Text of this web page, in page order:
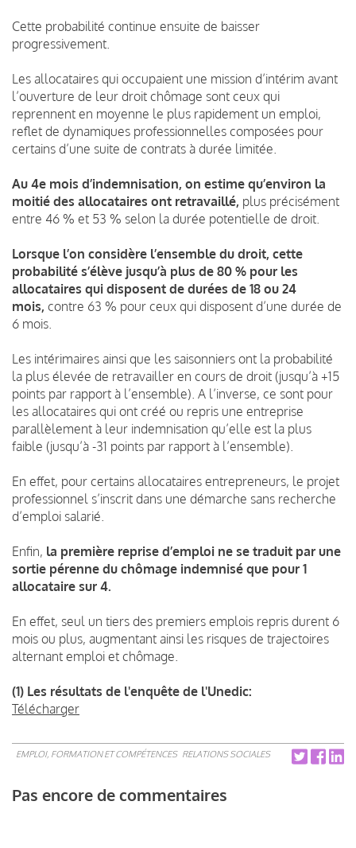
Cette probabilité continue ensuite de baisser
progressivement.
Les allocataires qui occupaient une mission d’intérim avant
l’ouverture de leur droit chômage sont ceux qui
reprennent en moyenne le plus rapidement un emploi,
reflet de dynamiques professionnelles composées pour
certains d’une suite de contrats à durée limitée.
Au 4e mois d’indemnisation, on estime qu’environ la
moitié des allocataires ont retravaillé, plus précisément
entre 46 % et 53 % selon la durée potentielle de droit.
Lorsque l’on considère l’ensemble du droit, cette
probabilité s’élève jusqu’à plus de 80 % pour les
allocataires qui disposent de durées de 18 ou 24
mois, contre 63 % pour ceux qui disposent d’une durée de
6 mois.
Les intérimaires ainsi que les saisonniers ont la probabilité
la plus élevée de retravailler en cours de droit (jusqu’à +15
points par rapport à l’ensemble). A l’inverse, ce sont pour
les allocataires qui ont créé ou repris une entreprise
parallèlement à leur indemnisation qu’elle est la plus
faible (jusqu’à -31 points par rapport à l’ensemble).
En effet, pour certains allocataires entrepreneurs, le projet
professionnel s’inscrit dans une démarche sans recherche
d’emploi salarié.
Enfin, la première reprise d’emploi ne se traduit par une
sortie pérenne du chômage indemnisé que pour 1
allocataire sur 4.
En effet, seul un tiers des premiers emplois repris durent 6
mois ou plus, augmentant ainsi les risques de trajectoires
alternant emploi et chômage.
(1) Les résultats de l'enquête de l'Unedic:
Télécharger
EMPLOI, FORMATION ET COMPÉTENCES RELATIONS SOCIALES
Pas encore de commentaires